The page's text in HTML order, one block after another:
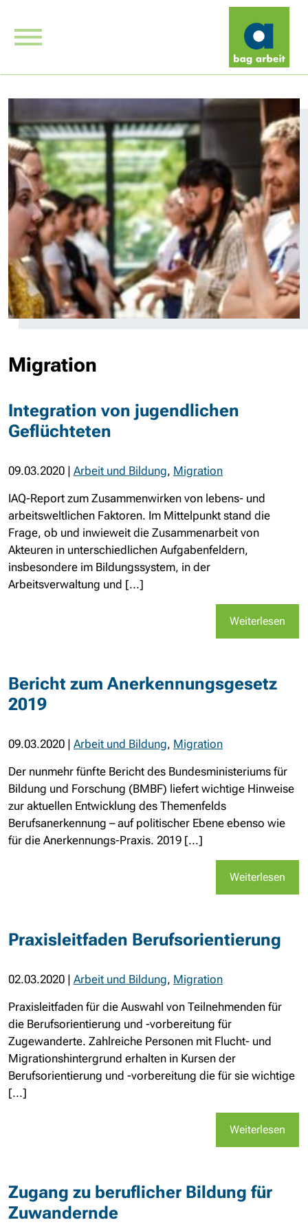
Migration
Integration von jugendlichen
Geflüchteten
09.03.2020 | Arbeit und Bildung, Migration
IAQ-Report zum Zusammenwirken von lebens- und
arbeitsweltlichen Faktoren. Im Mittelpunkt stand die
Frage, ob und inwieweit die Zusammenarbeit von
Akteuren in unterschiedlichen Aufgabenfeldern,
insbesondere im Bildungssystem, in der
Arbeitsverwaltung und [...]
Weiterlesen
Bericht zum Anerkennungsgesetz
2019
09.03.2020 | Arbeit und Bildung, Migration
Der nunmehr fünfte Bericht des Bundesministeriums für
Bildung und Forschung (BMBF) liefert wichtige Hinweise
zur aktuellen Entwicklung des Themenfelds
Berufsanerkennung – auf politischer Ebene ebenso wie
für die Anerkennungs-Praxis. 2019 [...]
Weiterlesen
Praxisleitfaden Berufsorientierung
02.03.2020 | Arbeit und Bildung, Migration
Praxisleitfaden für die Auswahl von Teilnehmenden für
die Berufsorientierung und -vorbereitung für
Zugewanderte. Zahlreiche Personen mit Flucht- und
Migrationshintergrund erhalten in Kursen der
Berufsorientierung und -vorbereitung die für sie wichtige
[...]
Weiterlesen
Zugang zu beruflicher Bildung für
Zuwandernde